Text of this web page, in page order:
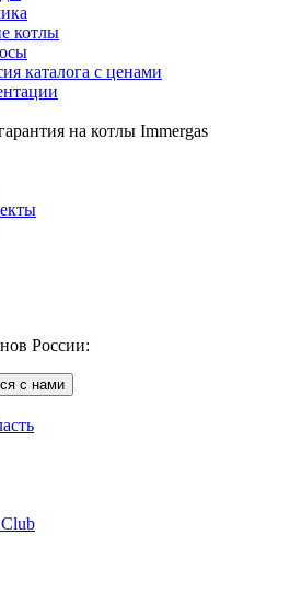
котлы
каталога с ценами
на котлы Immergas
России:
с нами